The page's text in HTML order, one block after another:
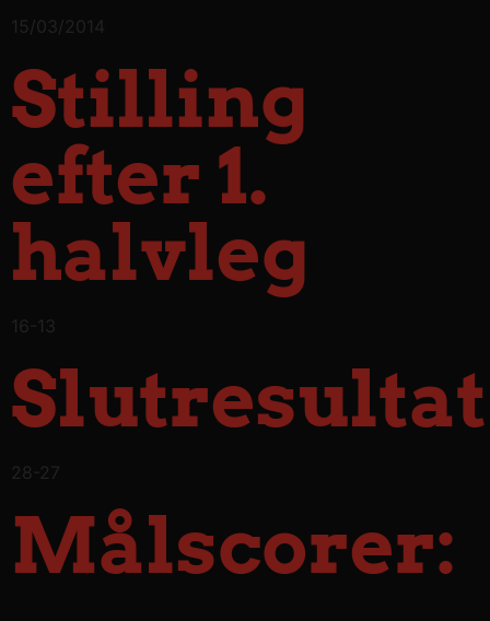
15/03/2014
Stilling
efter 1.
halvleg
16-13
Slutresultat
28-27
Målscorer: